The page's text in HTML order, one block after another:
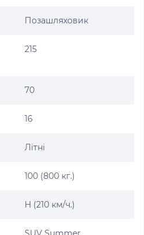
Позашляховик
215
70
16
Літні
100 (800 кг.)
H (210 км/ч.)